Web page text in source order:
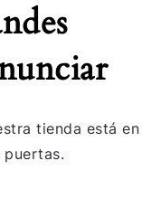
tienda está en